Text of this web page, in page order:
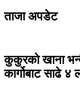
ताजा अपडेट
कुकुरको खाना
कार्गोबाट साढे